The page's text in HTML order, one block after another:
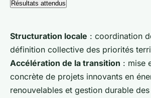
Résultats attendus
Structuration locale : coordination
définition collective des priorités
Accélération de la transition : mise
concrète de projets innovants en
renouvelables et gestion durable